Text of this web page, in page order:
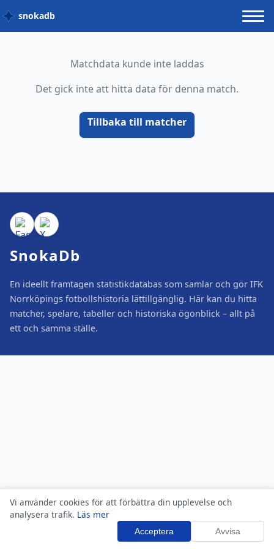
Vi använder cookies för att förbättra din upplevelse och
analysera trafik. Läs mer
Acceptera Avvisa
snokadb
Matchdata kunde inte laddas
Det gick inte att hitta data för denna match.
Tillbaka till matcher
SnokaDb
En ideellt framtagen statistikdatabas som samlar och gör IFK
Norrköpings fotbollshistoria lättillgänglig. Här kan du hitta
matcher, spelare, tabeller och historiska ögonblick – allt på
ett och samma ställe.